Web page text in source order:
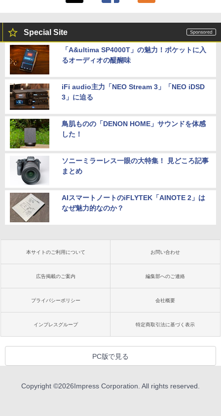
Special Site
「A&ultima SP4000T」の魅力！ポケットに入
るオーディオの醍醐味
iFi audio主力「NEO Stream 3」「NEO iDSD
3」に迫る
鳥肌ものの「DENON HOME」サウンドを体感
した！
ソニーミラーレス一眼の大特集！ 見どころ記事
まとめ
AIスマートノートのiFLYTEK「AINOTE 2」は
なぜ魅力的なのか？
本サイトのご利用について お問い合わせ
広告掲載のご案内 編集部へのご連絡
プライバシーポリシー 会社概要
インプレスグループ 特定商取引法に基づく表示
PC版で見る
Copyright ©2026Impress Corporation. All rights reserved.